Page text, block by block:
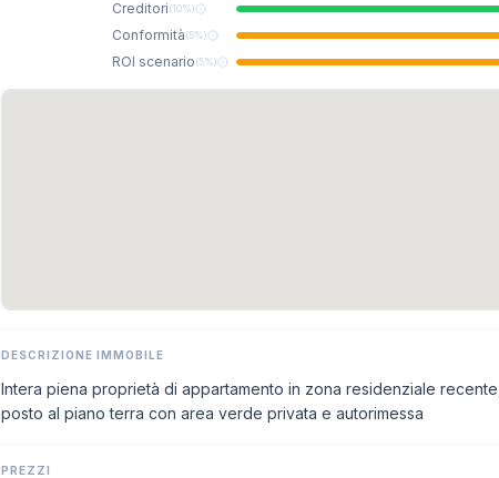
Creditori(10%)
Conformità(5%)
ROI scenario(5%)
DESCRIZIONE IMMOBILE
Intera piena proprietà di appartamento in zona residenziale
posto al piano terra con area verde privata e autorimessa
PREZZI